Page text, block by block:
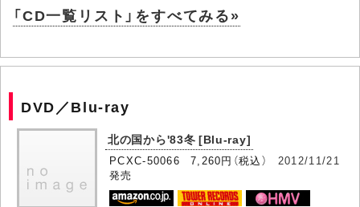
「CD一覧リスト」をすべてみる»
DVD／Blu-ray
北の国から'83冬 [Blu-ray]
PCXC-50066 7,260円（税込） 2012/11/21
発売